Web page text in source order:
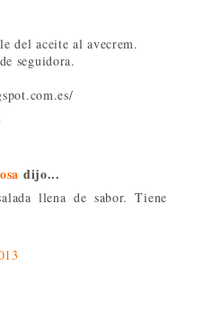
del aceite al avecrem.
seguidora.
dijo...
llena de sabor. Tiene